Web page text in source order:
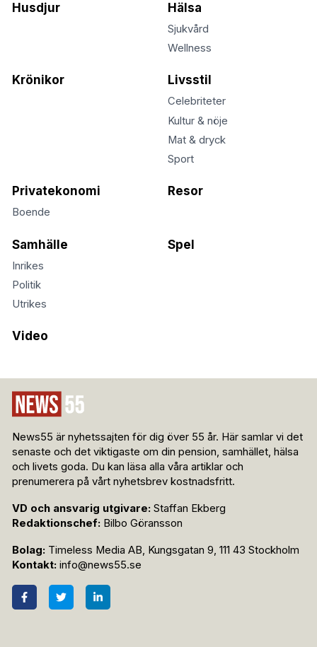
Husdjur Hälsa
Sjukvård
Wellness
Krönikor Livsstil
Celebriteter
Kultur & nöje
Mat & dryck
Sport
Privatekonomi
Boende
Resor
Samhälle
Inrikes
Politik
Utrikes
Spel
Video
News55 är nyhetssajten för dig över 55 år. Här samlar vi det
senaste och det viktigaste om din pension, samhället, hälsa
och livets goda. Du kan läsa alla våra artiklar och
prenumerera på vårt nyhetsbrev kostnadsfritt.
VD och ansvarig utgivare: Staffan Ekberg
Redaktionschef: Bilbo Göransson
Bolag: Timeless Media AB, Kungsgatan 9, 111 43 Stockholm
Kontakt: info@news55.se